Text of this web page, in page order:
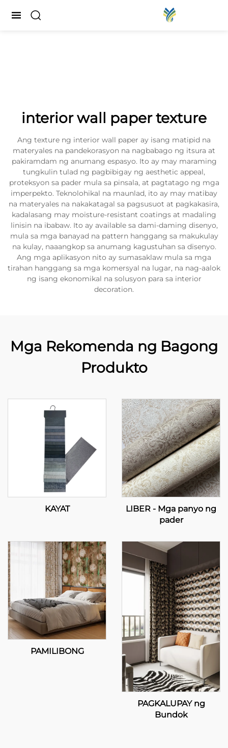
interior wall paper texture
Ang texture ng interior wall paper ay isang matipid na
materyales na pandekorasyon na nagbabago ng itsura at
pakiramdam ng anumang espasyo. Ito ay may maraming
tungkulin tulad ng pagbibigay ng aesthetic appeal,
proteksyon sa pader mula sa pinsala, at pagtatago ng mga
imperpekto. Teknolohikal na maunlad, ito ay may matibay
na materyales na nakakatagal sa pagsusuot at pagkakasira,
kadalasang may moisture-resistant coatings at madaling
linisin na ibabaw. Ito ay available sa dami-daming disenyo,
mula sa mga banayad na pattern hanggang sa makukulay
na kulay, naaangkop sa anumang kagustuhan sa disenyo.
Ang mga aplikasyon nito ay sumasaklaw mula sa mga
tirahan hanggang sa mga komersyal na lugar, na nag-aalok
ng isang ekonomikal na solusyon para sa interior
decoration.
Mga Rekomenda ng Bagong
Produkto
KAYAT
LIBER - Mga panyo ng
pader
PAMILIBONG
PAGKALUPAY ng
Bundok